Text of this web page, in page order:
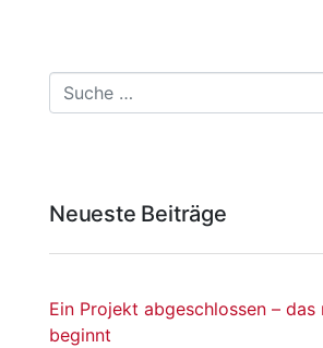
Suche
Neueste Beiträge
Ein Projekt abgeschlossen – das
beginnt